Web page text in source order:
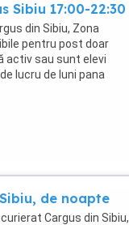
Sibiu 17:00-22:30
din Sibiu, Zona
pentru post doar
activ sau sunt elevi
lucru de luni pana
de noapte
Cargus din Sibiu,